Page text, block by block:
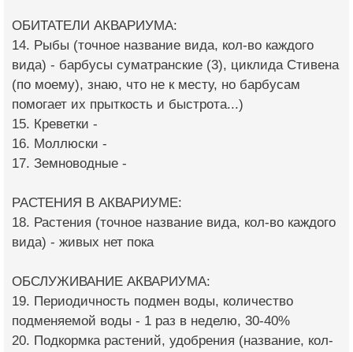
ОБИТАТЕЛИ АКВАРИУМА:
14. Рыбы (точное название вида, кол-во каждого
вида) - барбусы суматранские (3), циклида Стивена
(по моему), знаю, что не к месту, но барбусам
помогает их прыткость и быстрота...)
15. Креветки -
16. Моллюски -
17. Земноводные -
РАСТЕНИЯ В АКВАРИУМЕ:
18. Растения (точное название вида, кол-во каждого
вида) - живых нет пока
ОБСЛУЖИВАНИЕ АКВАРИУМА:
19. Периодичность подмен воды, количество
подменяемой воды - 1 раз в неделю, 30-40%
20. Подкормка растений, удобрения (название, кол-